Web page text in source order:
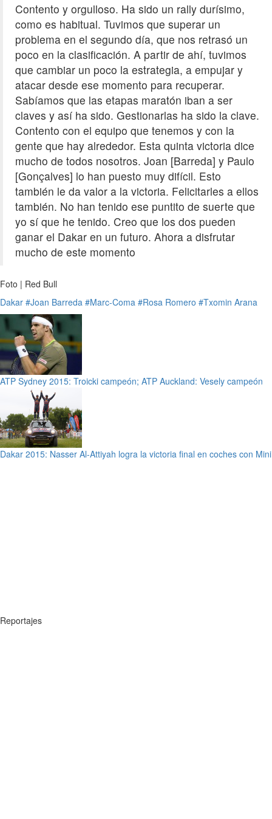
Contento y orgulloso. Ha sido un rally durísimo,
como es habitual. Tuvimos que superar un
problema en el segundo día, que nos retrasó un
poco en la clasificación. A partir de ahí, tuvimos
que cambiar un poco la estrategia, a empujar y
atacar desde ese momento para recuperar.
Sabíamos que las etapas maratón iban a ser
claves y así ha sido. Gestionarlas ha sido la clave.
Contento con el equipo que tenemos y con la
gente que hay alrededor. Esta quinta victoria dice
mucho de todos nosotros. Joan [Barreda] y Paulo
[Gonçalves] lo han puesto muy difícil. Esto
también le da valor a la victoria. Felicitarles a ellos
también. No han tenido ese puntito de suerte que
yo sí que he tenido. Creo que los dos pueden
ganar el Dakar en un futuro. Ahora a disfrutar
mucho de este momento
Foto | Red Bull
Dakar #Joan Barreda #Marc-Coma #Rosa Romero #Txomin Arana
ATP Sydney 2015: Troicki campeón; ATP Auckland: Vesely campeón
Dakar 2015: Nasser Al-Attiyah logra la victoria final en coches con Mini
Reportajes